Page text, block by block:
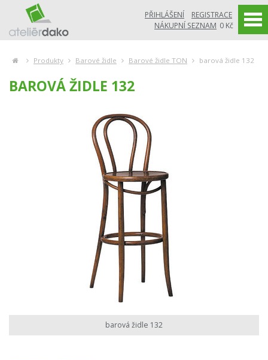
PŘIHLÁŠENÍ
REGISTRACE
NÁKUPNÍ SEZNAM 0 Kč
Produkty Barové židle Barové židle TON barová židle 132
BAROVÁ ŽIDLE 132
barová židle 132